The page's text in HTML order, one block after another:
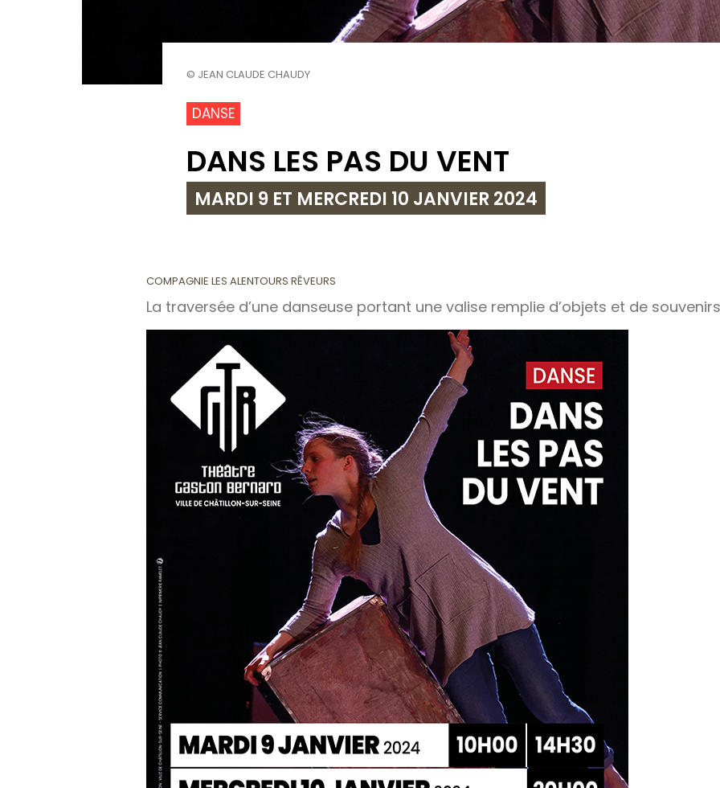
© JEAN CLAUDE CHAUDY
DANSE
DANS LES PAS DU VENT
MARDI 9 ET MERCREDI 10 JANVIER 2024
COMPAGNIE LES ALENTOURS RÊVEURS
La traversée d’une danseuse portant une valise remplie d’objets et de